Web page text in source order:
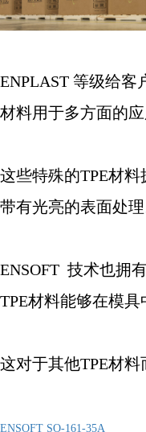
ENPLAST 等级给客
材料用于多方面的应
这些特殊的TPE材料
带有光亮的表面处理
ENSOFT 技术也拥
TPE材料能够在模具
这对于其他TPE材料
ENSOFT SO-161-35A